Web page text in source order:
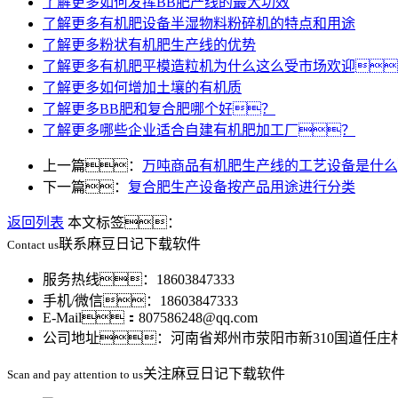
了解更多有机肥设备半湿物料粉碎机的特点和用途
了解更多粉状有机肥生产线的优势
了解更多有机肥平模造粒机为什么这么受市场欢迎
了解更多如何增加土壤的有机质
了解更多BB肥和复合肥哪个好？
了解更多哪些企业适合自建有机肥加工厂？
上一篇： 万吨商品有机肥生产线的工艺设备是什
下一篇： 复合肥生产设备按产品用途进行分类
返回列表 本文标签：
Contact us联系麻豆日记下载软件
服务热线：18603847333
手机/微信：18603847333
E-Mail：807586248@qq.com
公司地址：河南省郑州市荥阳市新310国道任庄
Scan and pay attention to us关注麻豆日记下载软件